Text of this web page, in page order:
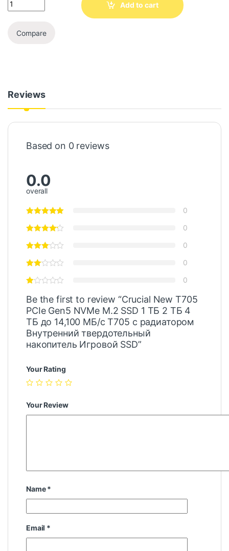
Add to cart
Compare
Reviews
Based on 0 reviews
0.0
overall
0
0
0
0
0
Be the first to review “Crucial New T705
PCIe Gen5 NVMe M.2 SSD 1 ТБ 2 ТБ 4
ТБ до 14,100 МБ/с T705 с радиатором
Внутренний твердотельный
накопитель Игровой SSD”
Your Rating
Your Review
Name*
Email *